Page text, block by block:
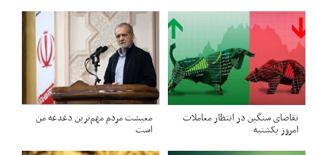
تقاضای سنگین در انتظار معاملات
امروز یکشنبه
معیشت مردم مهم‌ترین دغدغه من
است